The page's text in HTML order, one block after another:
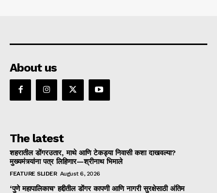
About us
The latest
शहरातील डोंगरउतार, माथे आणि टेकड्या निवासी कशा दाखवल्या?
मुख्यमंत्र्यांना पत्र लिहिणार—श्रीनाथ भिमाले
FEATURE SLIDER August 6, 2026
‘पुणे महापालिकाच’ हद्दीतील डोंगर कापणी आणि नागरी सुरक्षेसाठी अंतिम